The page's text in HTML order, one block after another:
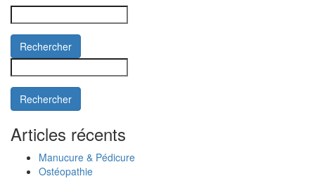
Rechercher
Rechercher
Articles récents
Manucure & Pédicure
Ostéopathie